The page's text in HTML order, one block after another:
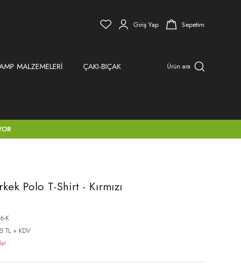
Giriş Yap Sepetim
MALZEMELERİ ÇAKI-BIÇAK Ürün ara
Polo T-Shirt - Kırmızı
K
TL + KDV